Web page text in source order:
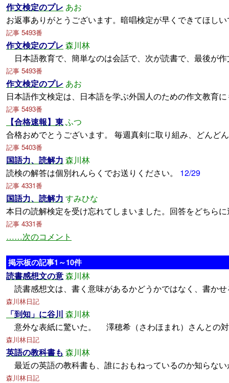
作文検定のプレ あお
お返事ありがとうございます。暗唱検定が早くできてほし
記事 5493番
作文検定のプレ 森川林
日本語教育で、簡単なのは会話で、次が読書で、最後が
記事 5493番
作文検定のプレ あお
日本語作文検定は、日本語を学ぶ外国人のための作文教育
記事 5493番
【合格速報】東ふつ
合格おめでとうございます。 毎週真剣に取り組み、どんど
記事 5403番
国語力、読解力 森川林
読検の解答は個別れんらくでお送りください。
12/29
記事 4331番
国語力、読解力 すみひな
本日の読解検定を受け忘れてしまいました。回答をどちら
記事 4331番
……次のコメント
掲示板の記事1～10件
読書感想文の意森川林
読書感想文は、書く意味があるかどうかではなく、書か
森川林日記
「到知」に谷川 森川林
意外な表紙に驚いた。 澤穂希（さわほまれ）さんとの
森川林日記
英語の教科書も 森川林
最近の英語の教科書も、誰におもねっているのか知らな
森川林日記